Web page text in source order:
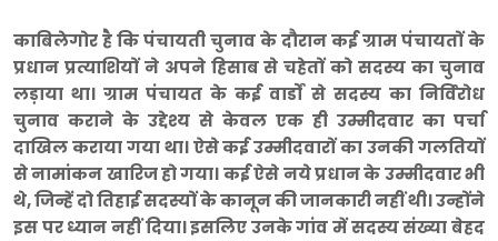
काबिलेगोर है कि पंचायती चुनाव के दौरान कई ग्राम पंचायतों के
प्रधान प्रत्याशियों ने अपने हिसाब से चहेतों को सदस्य का चुनाव
लड़ाया था। ग्राम पंचायत के कई वार्डों से सदस्य का निर्विरोध
चुनाव कराने के उद्देश्य से केवल एक ही उम्मीदवार का पर्चा
दाखिल कराया गया था। ऐसे कई उम्मीदवारों का उनकी गलतियों
से नामांकन खारिज हो गया। कई ऐसे नये प्रधान के उम्मीदवार भी
थे, जिन्हें दो तिहाई सदस्यों के कानून की जानकारी नहीं थी। उन्होंने
इस पर ध्यान नहीं दिया। इसलिए उनके गांव में सदस्य संख्या बेहद